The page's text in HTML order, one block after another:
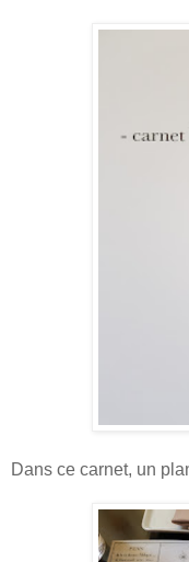
Dans ce carnet, un